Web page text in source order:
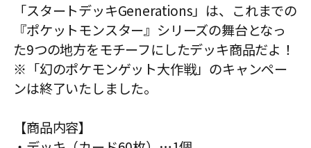
「スタートデッキGenerations」は、これまでの
『ポケットモンスター』シリーズの舞台となっ
た9つの地方をモチーフにしたデッキ商品だよ！
※「幻のポケモンゲット大作戦」のキャンペー
ンは終了いたしました。
【商品内容】